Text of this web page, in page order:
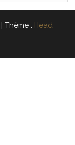
Thème : Head